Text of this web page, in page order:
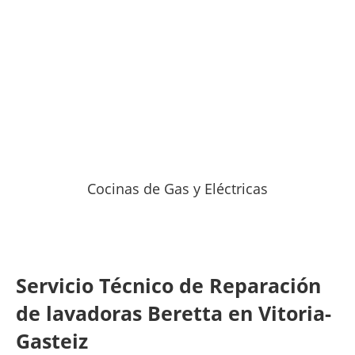
Cocinas de Gas y Eléctricas
Servicio Técnico de Reparación
de lavadoras Beretta en Vitoria-
Gasteiz